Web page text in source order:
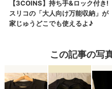
この記事の写